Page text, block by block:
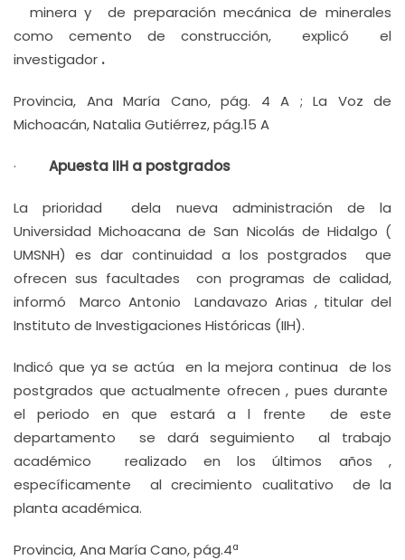
minera y de preparación mecánica de minerales
como cemento de construcción, explicó el
investigador .
Provincia, Ana María Cano, pág. 4 A ; La Voz de
Michoacán, Natalia Gutiérrez, pág.15 A
· Apuesta IIH a postgrados
La prioridad dela nueva administración de la
Universidad Michoacana de San Nicolás de Hidalgo (
UMSNH) es dar continuidad a los postgrados que
ofrecen sus facultades con programas de calidad,
informó Marco Antonio Landavazo Arias , titular del
Instituto de Investigaciones Históricas (IIH).
Indicó que ya se actúa en la mejora continua de los
postgrados que actualmente ofrecen , pues durante
el periodo en que estará a l frente de este
departamento se dará seguimiento al trabajo
académico realizado en los últimos años ,
específicamente al crecimiento cualitativo de la
planta académica.
Provincia, Ana María Cano, pág.4ª